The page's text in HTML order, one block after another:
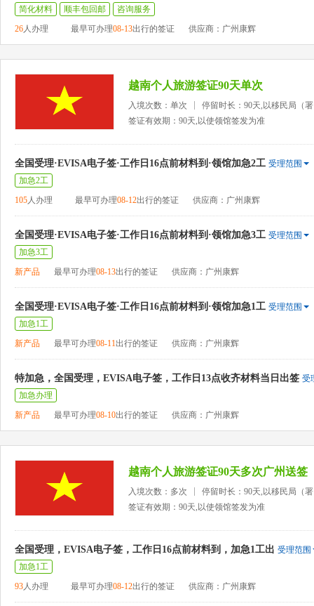
简化材料 顺丰包回邮
咨询服务
26人办理 最早可办理08-13出行的签证 供应商：广州康辉
越南个人旅游签证90天单次
入境次数：单次
停留时长：90天,以移民局（
签证有效期：90天,以使领馆签发为准
全国受理·EVISA电子签·工作日16点前材料到·领馆加急2工 受理范围
加急2工
105人办理 最早可办理08-12出行的签证 供应商：广州康辉
全国受理·EVISA电子签·工作日16点前材料到·领馆加急3工 受理范围
加急3工
新产品
最早可办理08-13出行的签证 供应商：广州康辉
全国受理·EVISA电子签·工作日16点前材料到·领馆加急1工 受理范围
加急1工
新产品
最早可办理08-11出行的签证 供应商：广州康辉
特加急，全国受理，EVISA电子签，工作日13点收齐材料当日出签 受
加急办理
新产品
最早可办理08-10出行的签证 供应商：广州康辉
越南个人旅游签证90天多次广州送签
入境次数：多次
停留时长：90天,以移民局（
签证有效期：90天,以使领馆签发为准
全国受理，EVISA电子签，工作日16点前材料到，加急1工出 受理范围
加急1工
93人办理 最早可办理08-12出行的签证 供应商：广州康辉